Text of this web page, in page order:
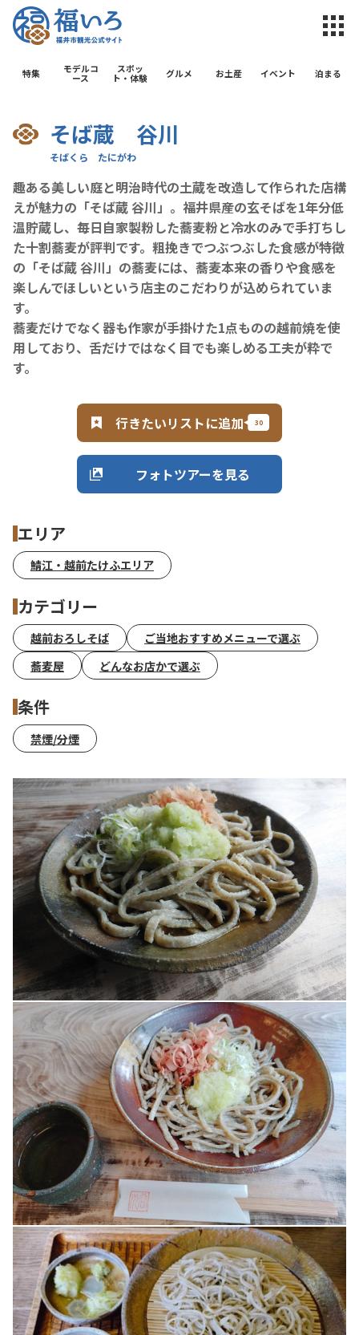
福井市観光
特集
モデルコ
ース
スポッ
ト・体験
グルメ お土産 イベント 泊まる
そば蔵 谷川
趣ある美しい庭と明治時代の土蔵を改造して作られた店構
えが魅力の「そば蔵 谷川」。福井県産の玄そばを1年分低
温貯蔵し、毎日自家製粉した蕎麦粉と冷水のみで手打ちし
た十割蕎麦が評判です。粗挽きでつぶつぶした食感が特徴
の「そば蔵 谷川」の蕎麦には、蕎麦本来の香りや食感を
楽しんでほしいという店主のこだわりが込められていま
す。
蕎麦だけでなく器も作家が手掛けた1点ものの越前焼を使
用しており、舌だけではなく目でも楽しめる工夫が粋で
す。
行きたいリストに追加
フォトツアーを見る
エリア
鯖江・越前たけふエリア
カテゴリー
越前おろしそば
ご当地おすすめメニューで選ぶ
蕎麦屋
どんなお店かで選ぶ
条件
禁煙/分煙